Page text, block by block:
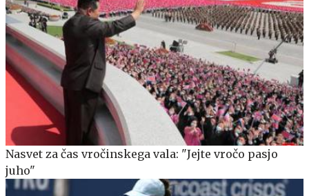
Nasvet za čas vročinskega vala: "Jejte vročo pasjo
juho"